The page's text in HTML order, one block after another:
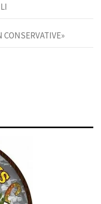
CONSERVATIVE»